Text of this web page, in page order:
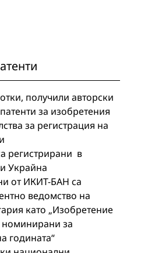
получили авторски
за изобретения
за регистрация на
регистрирани в
Украйна
от ИКИТ-БАН са
ведомство на
като „Изобретение
номинирани за
годината“